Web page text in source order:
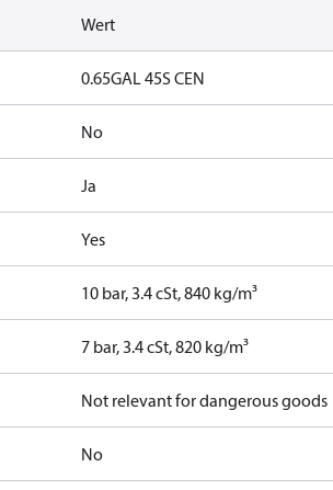
Wert
0.65GAL 45S CEN
No
Ja
Yes
10 bar, 3.4 cSt, 840 kg/m³
7 bar, 3.4 cSt, 820 kg/m³
Not relevant for dangerous goods
No